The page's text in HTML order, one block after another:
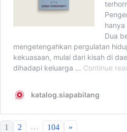
1 2 … 104 »